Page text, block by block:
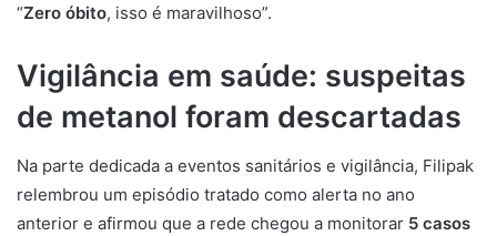
“Zero óbito, isso é maravilhoso”.
Vigilância em saúde: suspeitas
de metanol foram descartadas
Na parte dedicada a eventos sanitários e vigilância, Filipak
relembrou um episódio tratado como alerta no ano
anterior e afirmou que a rede chegou a monitorar 5 casos